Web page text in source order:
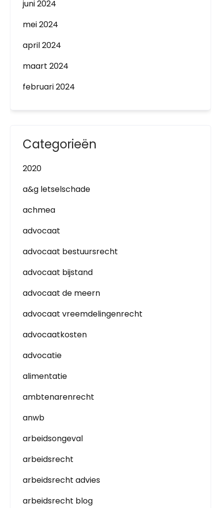
juni 2024
mei 2024
april 2024
maart 2024
februari 2024
Categorieën
2020
a&g letselschade
achmea
advocaat
advocaat bestuursrecht
advocaat bijstand
advocaat de meern
advocaat vreemdelingenrecht
advocaatkosten
advocatie
alimentatie
ambtenarenrecht
anwb
arbeidsongeval
arbeidsrecht
arbeidsrecht advies
arbeidsrecht blog